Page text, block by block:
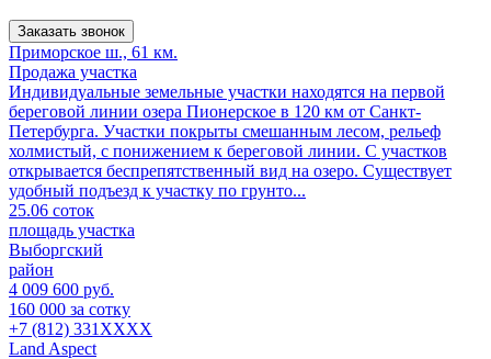
Заказать звонок
Приморское ш., 61 км.
Продажа участка
Индивидуальные земельные участки находятся на первой
береговой линии озера Пионерское в 120 км от Санкт-
Петербурга. Участки покрыты смешанным лесом, рельеф
холмистый, с понижением к береговой линии. С участков
открывается беспрепятственный вид на озеро. Существует
удобный подъезд к участку по грунто...
25.06 соток
площадь участка
Выборгский
район
4 009 600 руб.
160 000 за сотку
+7 (812) 331XXXX
Land Aspect